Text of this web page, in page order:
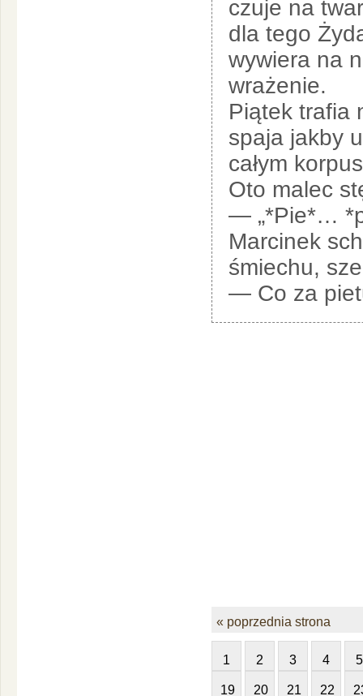
czuje na
dla tego
wywiera na
wrażenie.
Piątek trafia
spaja jakby
całym
Oto malec
— „*Pie*…
Marcinek
śmiechu,
— Co za
« poprzednia strona
1 2 3 4 5
19 20 21 22